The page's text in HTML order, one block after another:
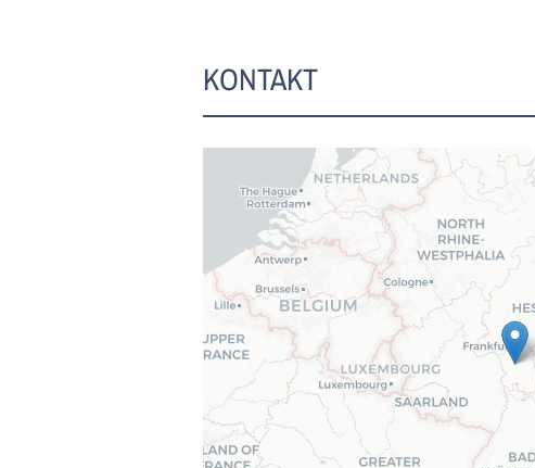
KONTAKT